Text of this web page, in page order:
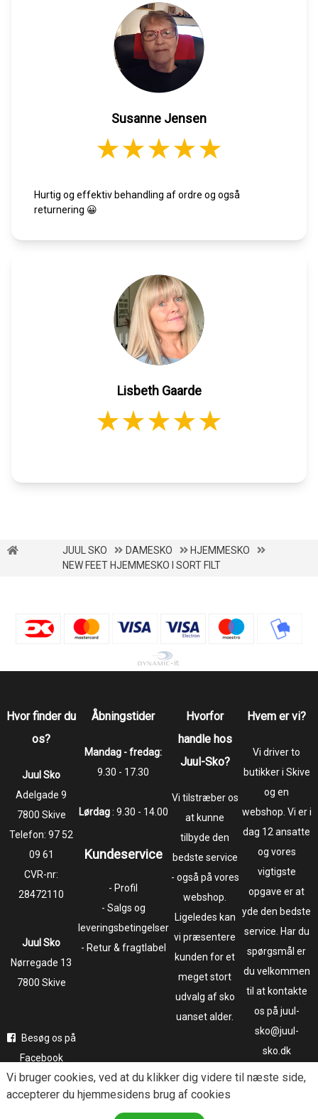
Susanne Jensen
Hurtig og effektiv behandling af ordre og også
returnering 😀
Lisbeth Gaarde
JUUL SKO DAMESKO
HJEMMESKO
NEW FEET HJEMMESKO I SORT FILT
Hvor finder du
os?
Juul Sko
​​​​​​​Adelgade 9
7800 Skive
Telefon:97 52
09 61
CVR-nr:
28472110
Juul Sko
​​​​​​​Nørregade 13
7800 Skive
Besøg os på
Facebook
Følg os på
Åbningstider
Mandag - fredag:
9.30 - 17.30
Lørdag: 9.30 - 14.00
Kundeservice
- Profil
- Salgs og
leveringsbetingelser
- Retur & fragtlabel
Hvorfor
handle hos
Juul-Sko?
Vi tilstræber os
at kunne
tilbyde den
bedste service
- også på vores
webshop.
Ligeledes kan
vi præsentere
kunden for et
meget stort
udvalg af sko
uanset alder.
Hvem er vi?
Vi driver to
butikker i Skive
og en
webshop. Vi er i
dag 12 ansatte
og vores
vigtigste
opgave er at
yde den bedste
service. Har du
spørgsmål er
du velkommen
til at kontakte
os på juul-
sko@juul-
sko.dk
Vi bruger cookies, ved at du klikker dig videre til næste side,
accepterer du hjemmesidens brug af cookies